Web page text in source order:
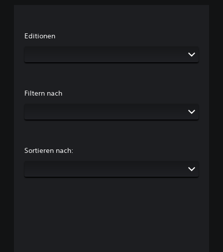
Editionen
Filtern nach
Sortieren nach: